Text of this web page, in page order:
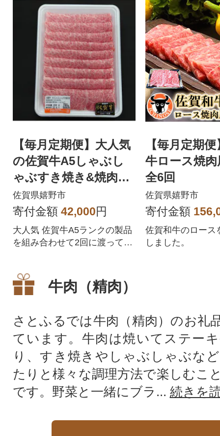
【毎月定期便】大人気
の佐賀牛A5しゃぶし
ゃぶすき焼き&焼肉セ
ット(各400g)全2回
佐賀県嬉野市
寄付金額 42,000円
大人気 佐賀牛A5ランクの製品
を組み合わせて2回に渡ってお
【毎月定期
牛ロース焼
全6回
佐賀県嬉野市
寄付金額
佐賀和牛のロース
しました。
牛肉（精肉）
さとふるでは牛肉（精肉）のお礼
ています。牛肉は焼いてステー
り、すき焼きやしゃぶしゃぶな
たりと様々な調理方法で楽しむこ
です。野菜と一緒にブラ... 続きを